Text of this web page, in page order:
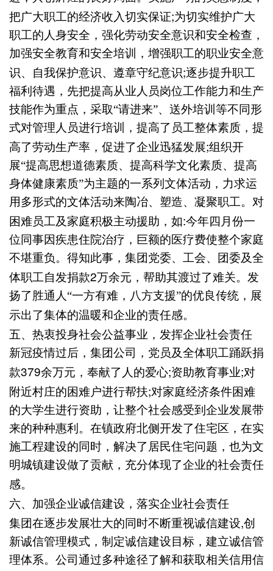
把广大职工的经济收入切实保证;为切实维护广大
职工的人身安全，强化劳动安全意识和安全检查，
加强安全教育和安全培训，增强职工的职业安全意
识、自我保护意识、遵章守纪意识;逐步提升职工
福利待遇，先把提高从业人员岗位工作能力和生产
技能作为重点，采取“请进来”、送外培训等不同形
式对管理人员进行培训，提高了员工整体素质，提
高了劳动生产率，促进了企业迅猛发展;组织开
展“提高思想道德素质、提高科学文化素质、提高
身体健康素质”为主题的一系列文体活动，力求运
用多形式的文体活动来陶冶、塑造、凝聚职工。对
困难员工及家庭积极主动援助，如:今年四月份一
位同事因疾患住院治疗，巨额的医疗费使整个家庭
不堪重负。得知此事，集团党委、工会、团委及全
体职工自发捐款2万余元，帮助其渡过了难关。发
扬了胜通人“一方有难，八方支援”的优良传统，展
示出了集体的温暖和企业的责任感。
五、
热衷投身社会公益事业，发挥企业社会责任
新冠疫情过后，集团公司，党员及全体职工踊跃捐
款379余万元，奉献了人的爱心;资助教育事业;对
附近村庄的困难户进行帮扶;对家庭经济条件困难
的大学生进行资助，让整个社会感受到企业发展带
来的种种惠利。在镇政府北侧开发了住宅区，在实
施工程建设的同时，解决了居民住宅问题，也为文
明城镇建设做了贡献，充分体现了企业的社会责任
感。
六、
加强企业诚信建设，落实企业社会责任
集团在逐步发展壮大的同时不断重视诚信建设,创
新诚信管理模式，制定诚信建设目标，建立诚信管
理体系。公司通过多种途径了解和获取相关信用信